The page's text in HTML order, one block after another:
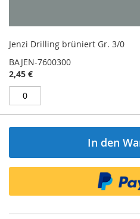
Jenzi Drilling brüniert Gr. 3/0
BAJEN-7600300
2,45 €
In den